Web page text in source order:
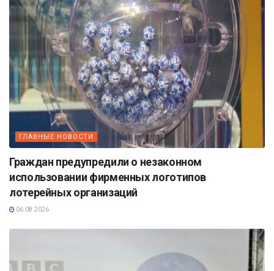
ГЛАВНЫЕ НОВОСТИ
Граждан предупредили о незаконном
использовании фирменных логотипов
лотерейных организаций
06.08.2026